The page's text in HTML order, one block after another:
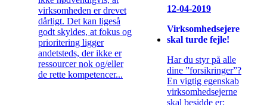
virksomheden er drevet
dårligt. Det kan ligeså
godt skyldes, at fokus og
prioritering ligger
andetsteds, der ikke er
ressourcer nok og/eller
de rette kompetencer...
12-04-2019
Virksomhedsejere
skal turde fejle!
Har du styr på alle
dine ”forsikringer”?
En vigtig egenskab
virksomhedsejerne
skal besidde er;